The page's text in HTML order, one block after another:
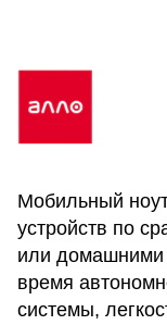
Мобильный
устройств по
или домашними
время
системы,